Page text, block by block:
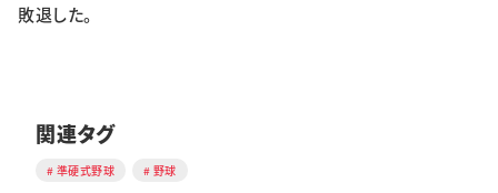
敗退した。
関連タグ
準硬式野球 野球